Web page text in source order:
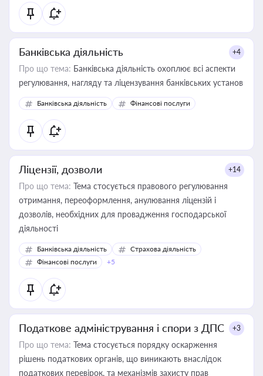
статусу суб'єктів оціночної діяльності
Банківська діяльність +4
Про що тема: Банківська діяльність охоплює всі аспекти
регулювання, нагляду та ліцензування банківських установ
Банківська діяльність Фінансові послуги
Ліцензії, дозволи +14
Про що тема: Тема стосується правового регулювання
отримання, переоформлення, анулювання ліцензій і
дозволів, необхідних для провадження господарської
діяльності
Банківська діяльність
Страхова діяльність
Фінансові послуги
+5
Податкове адміністрування і спори з ДПС +3
Про що тема: Тема стосується порядку оскарження
рішень податкових органів, що виникають внаслідок
податкових перевірок, та механізмів захисту прав